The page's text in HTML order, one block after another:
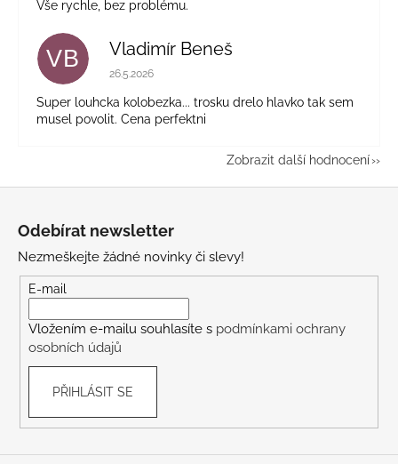
Vše rychle, bez problému.
VB Vladimír Beneš
Hodnocení obchodu je 5 z 5 hvězdiček.
26.5.2026
Super louhcka kolobezka... trosku drelo hlavko tak sem
musel povolit. Cena perfektni
Zobrazit další hodnocení
Odebírat newsletter
Nezmeškejte žádné novinky či slevy!
E-mail
Vložením e-mailu souhlasíte s podmínkami ochrany
osobních údajů
PŘIHLÁSIT SE